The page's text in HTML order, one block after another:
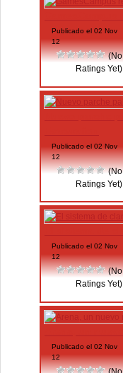
Publicado el 02 Nov
12
(No
Ratings Yet)
Publicado el 02 Nov
12
(No
Ratings Yet)
Publicado el 02 Nov
12
(No
Ratings Yet)
Publicado el 02 Nov
12